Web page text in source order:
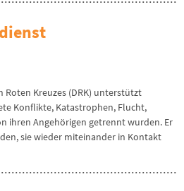
Roten Kreuzes (DRK) unterstützt
Konflikte, Katastrophen, Flucht,
ihren Angehörigen getrennt wurden. Er
sie wieder miteinander in Kontakt